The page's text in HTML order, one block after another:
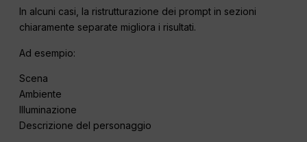
In alcuni casi, la ristrutturazione dei prompt in sezioni
chiaramente separate migliora i risultati.
Ad esempio:
Scena
Ambiente
Illuminazione
Descrizione del personaggio